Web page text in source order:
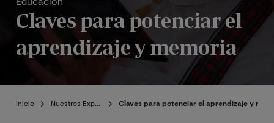
Educación
Claves para potenciar el
aprendizaje y memoria
Inicio Nuestros Expertos Claves para potenciar el aprendizaje y